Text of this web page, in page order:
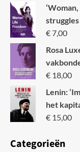
struggles
€ 7,00
Rosa
€ 18,00
Lenin:
het
€ 15,00
Categorieën